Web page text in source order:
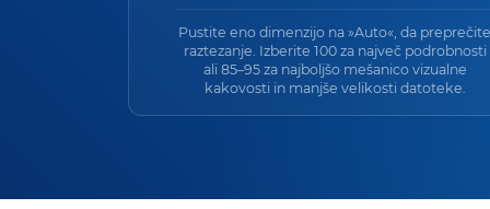
Pustite eno dimenzijo na »Auto«, da preprečite
raztezanje. Izberite 100 za največ podrobnosti
ali 85–95 za najboljšo mešanico vizualne
kakovosti in manjše velikosti datoteke.